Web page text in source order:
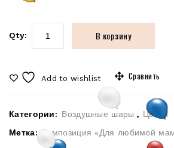
Qty: В корзину
Add to wishlist Сравнить
Категории: Воздушные шары , Цветы
Метка: Композиция «Для любимой